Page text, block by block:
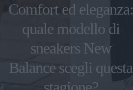
Comfort ed eleganza:
quale modello di
sneakers New
Balance scegli questa